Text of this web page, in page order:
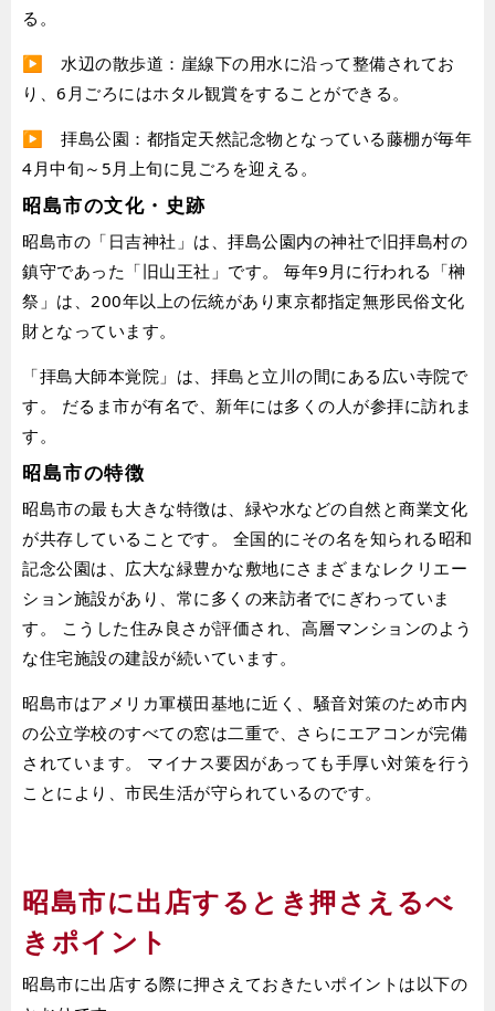
る。
▶︎ 水辺の散歩道：崖線下の用水に沿って整備されてお
り、6月ごろにはホタル観賞をすることができる。
▶︎ 拝島公園：都指定天然記念物となっている藤棚が毎年
4月中旬～5月上旬に見ごろを迎える。
昭島市の文化・史跡
昭島市の「日吉神社」は、拝島公園内の神社で旧拝島村の
鎮守であった「旧山王社」です。 毎年9月に行われる「榊
祭」は、200年以上の伝統があり東京都指定無形民俗文化
財となっています。
「拝島大師本覚院」は、拝島と立川の間にある広い寺院で
す。 だるま市が有名で、新年には多くの人が参拝に訪れま
す。
昭島市の特徴
昭島市の最も大きな特徴は、緑や水などの自然と商業文化
が共存していることです。 全国的にその名を知られる昭和
記念公園は、広大な緑豊かな敷地にさまざまなレクリエー
ション施設があり、常に多くの来訪者でにぎわっていま
す。 こうした住み良さが評価され、高層マンションのよう
な住宅施設の建設が続いています。
昭島市はアメリカ軍横田基地に近く、騒音対策のため市内
の公立学校のすべての窓は二重で、さらにエアコンが完備
されています。 マイナス要因があっても手厚い対策を行う
ことにより、市民生活が守られているのです。
昭島市に出店するとき押さえるべ
きポイント
昭島市に出店する際に押さえておきたいポイントは以下の